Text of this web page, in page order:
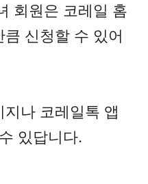
회원은 코레일 홈
신청할 수 있어
나 코레일톡 앱
있답니다.